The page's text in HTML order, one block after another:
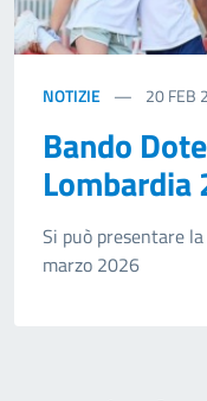
NOTIZIE 20FEB
Bando
Si può presentare
marzo 2026